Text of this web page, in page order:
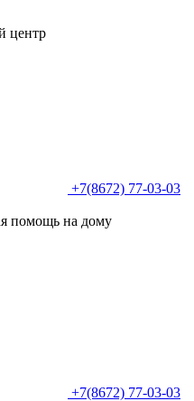
центр
+7(8672) 77-03-03
помощь на дому
+7(8672) 77-03-03